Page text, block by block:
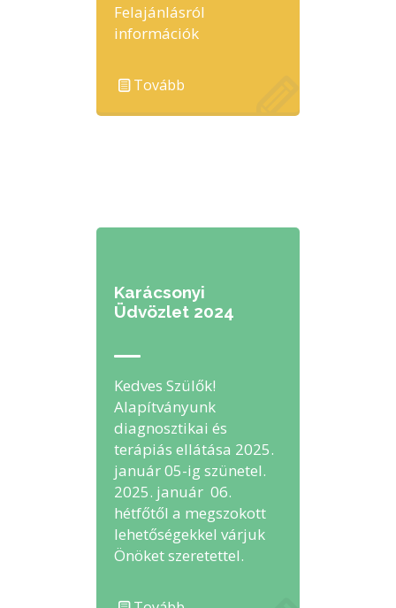
Felajánlásról
információk
Tovább
Karácsonyi
Üdvözlet 2024
Kedves Szülők!
Alapítványunk
diagnosztikai és
terápiás ellátása 2025.
január 05-ig szünetel.
2025. január 06.
hétfőtől a megszokott
lehetőségekkel várjuk
Önöket szeretettel.